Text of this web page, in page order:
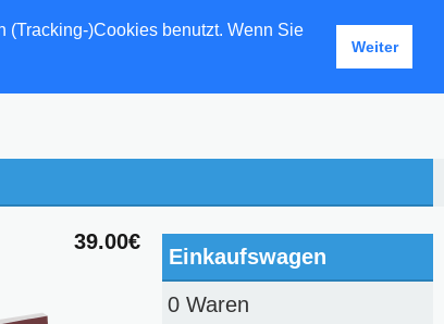
)Cookies benutzt. Wenn Sie
Weiter
39.00€
Einkaufswagen
0 Waren